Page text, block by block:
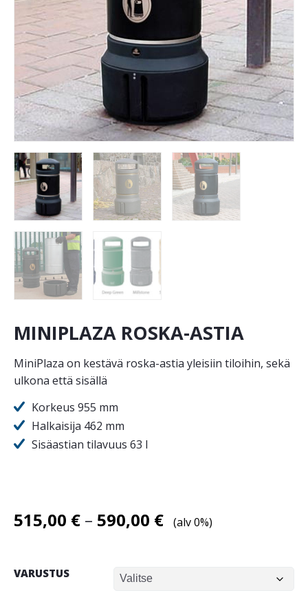
MINIPLAZA ROSKA-ASTIA
MiniPlaza on kestävä roska-astia yleisiin tiloihin, sekä
ulkona että sisällä
Korkeus 955 mm
Halkaisija 462 mm
Sisäastian tilavuus 63 l
515,00 € – 590,00 €Hintaluokka:
(alv 0%)
VARUSTUS